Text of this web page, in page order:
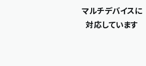
マルチデバイスに
対応しています